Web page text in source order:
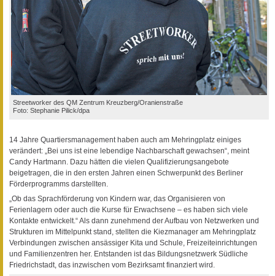
Streetworker des QM Zentrum Kreuzberg/Oranienstraße
Foto: Stephanie Pilick/dpa
14 Jahre Quartiersmanagement haben auch am Mehringplatz einiges
verändert: „Bei uns ist eine lebendige Nachbarschaft gewachsen“, meint
Candy Hartmann. Dazu hätten die vielen Qualifizierungsangebote
beigetragen, die in den ersten Jahren einen Schwerpunkt des Berliner
Förderprogramms darstellten.
„Ob das Sprachförderung von Kindern war, das Organisieren von
Ferienlagern oder auch die Kurse für Erwachsene – es haben sich viele
Kontakte entwickelt.“ Als dann zunehmend der Aufbau von Netzwerken und
Strukturen im Mittelpunkt stand, stellten die Kiezmanager am Mehringplatz
Verbindungen zwischen ansässiger Kita und Schule, Freizeiteinrichtungen
und Familienzentren her. Entstanden ist das Bildungsnetzwerk Südliche
Friedrichstadt, das inzwischen vom Bezirksamt finanziert wird.